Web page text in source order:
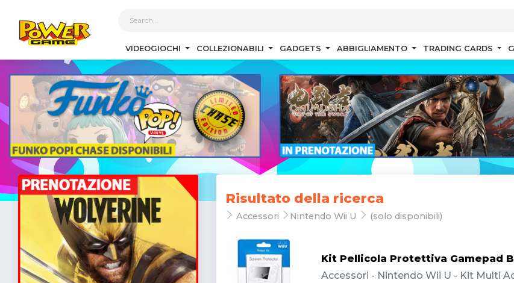
VIDEOGIOCHI COLLEZIONABILI GADGETS ABBIGLIAMENTO TRADING CARDS
Risultato della ricerca
Accessori Nintendo Wii U (solo disponibili)
Kit Pellicola Protettiva Gamepad
Accessori - Nintendo Wii U - Kit Multi